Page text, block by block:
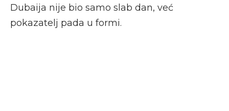
Dubaija nije bio samo slab dan, već
pokazatelj pada u formi.